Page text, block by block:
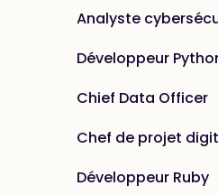
Analyste
Développeur
Chief Data Officer
Chef de projet
Développeur Ruby